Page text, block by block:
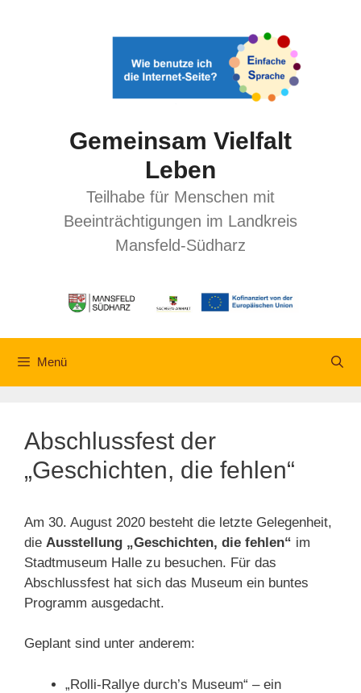
Gemeinsam Vielfalt
Leben
Teilhabe für Menschen mit
Beeinträchtigungen im Landkreis
Mansfeld-Südharz
Menü
Abschlussfest der
„Geschichten, die fehlen“
Am 30. August 2020 besteht die letzte Gelegenheit,
die Ausstellung „Geschichten, die fehlen“ im
Stadtmuseum Halle zu besuchen. Für das
Abschlussfest hat sich das Museum ein buntes
Programm ausgedacht.
Geplant sind unter anderem:
„Rolli-Rallye durch’s Museum“ – ein